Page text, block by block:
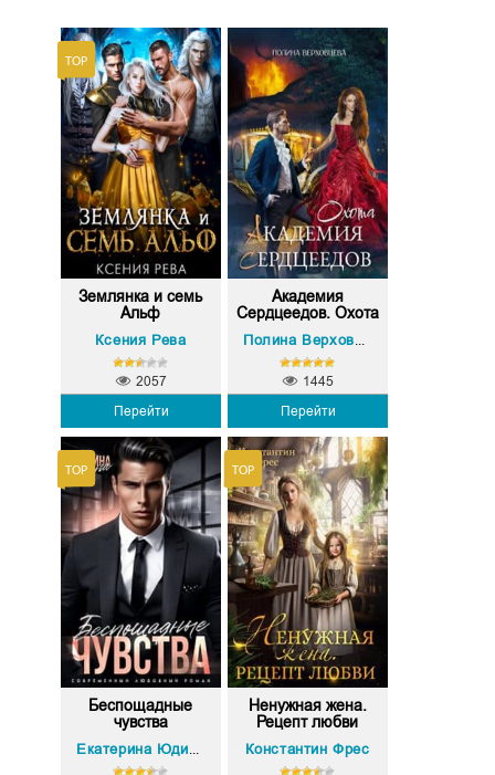
Землянка и семь
Альф
Ксения Рева
Перейти
2057
Академия
Сердцеедов. Охота
Полина Верховцева
Перейти
1445
Беспощадные
чувства
Екатерина Юдина
Ненужная жена.
Рецепт любви
Константин Фрес